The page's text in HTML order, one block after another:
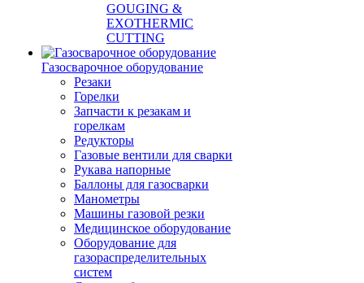
GOUGING &
EXOTHERMIC
CUTTING
Газосварочное оборудование
Резаки
Горелки
Запчасти к резакам и
горелкам
Редукторы
Газовые вентили для сварки
Рукава напорные
Баллоны для газосварки
Манометры
Машины газовой резки
Медицинское оборудование
Оборудование для
газораспределительных
систем